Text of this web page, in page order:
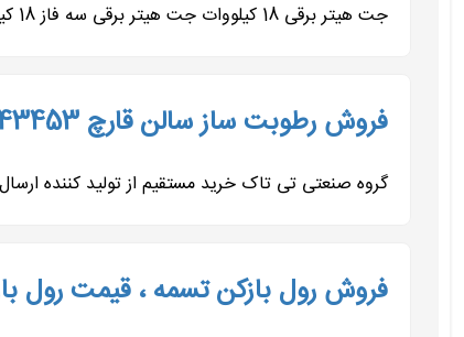
جت هیتر برقی 18 کیلووات جت هیتر برقی سه فاز 18 کیلو وات تی‌تاک یکی از نمونه‌های برجسته بخاری‌های موشکی فن‌دار...
فروش رطوبت ساز سالن قارچ 09197443453
گروه صنعتی تی تاک خرید مستقیم از تولید کننده
فروش رول بازکن تسمه ، قیمت رول بازکن